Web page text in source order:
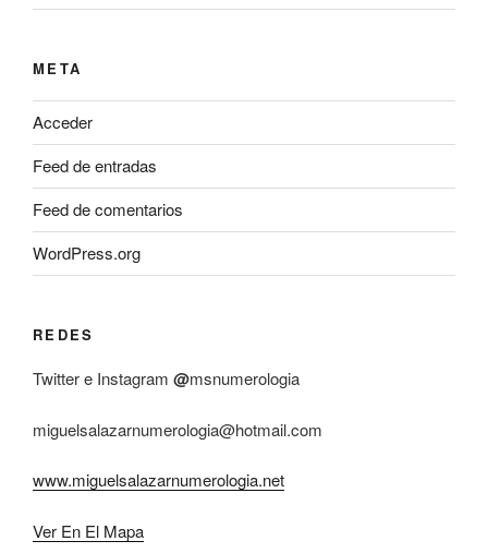
META
Acceder
Feed de entradas
Feed de comentarios
WordPress.org
REDES
Twitter e Instagram @msnumerologia
miguelsalazarnumerologia@hotmail.com
www.miguelsalazarnumerologia.net
Ver En El Mapa